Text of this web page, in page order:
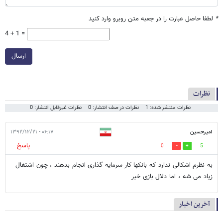
* لطفا حاصل عبارت را در جعبه متن روبرو وارد کنید
4 + 1 =
ارسال
نظرات
نظرات منتشر شده: 1 نظرات در صف انتشار: 0 نظرات غیرقابل انتشار: 0
امیرحسین ۰۶:۱۷ - ۱۳۹۲/۱۲/۲۱
5
0
پاسخ
به نظرم اشکالی ندارد که بانکها کار سرمایه گذاری انجام بدهند ، چون اشتغال
زیاد می شه ، اما دلال بازی خیر
آخرین اخبار